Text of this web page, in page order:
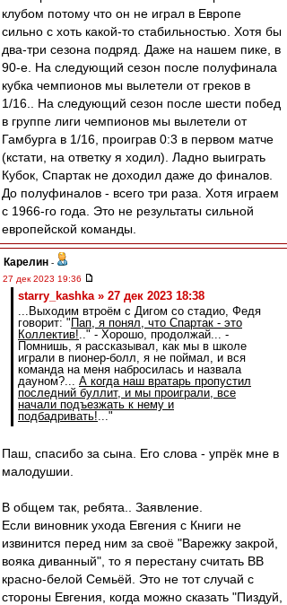
клубом потому что он не играл в Европе
сильно с хоть какой-то стабильностью. Хотя бы
два-три сезона подряд. Даже на нашем пике, в
90-е. На следующий сезон после полуфинала
кубка чемпионов мы вылетели от греков в
1/16.. На следующий сезон после шести побед
в группе лиги чемпионов мы вылетели от
Гамбурга в 1/16, проиграв 0:3 в первом матче
(кстати, на ответку я ходил). Ладно выиграть
Кубок, Спартак не доходил даже до финалов.
До полуфиналов - всего три раза. Хотя играем
с 1966-го года. Это не результаты сильной
европейской команды.
Карелин -
27 дек 2023 19:36
starry_kashka » 27 дек 2023 18:38
...Выходим втроём с Дигом со стадио, Федя
говорит: " Пап, я понял, что Спартак - это
Коллектив!.." - Хорошо, продолжай... -
Помнишь, я рассказывал, как мы в школе
играли в пионер-болл, я не поймал, и вся
команда на меня набросилась и назвала
дауном?... А когда наш вратарь пропустил
последний буллит, и мы проиграли, все
начали подъезжать к нему и
подбадривать!..."
Паш, спасибо за сына. Его слова - упрёк мне в
малодушии.
В общем так, ребята.. Заявление.
Если виновник ухода Евгения с Книги не
извинится перед ним за своё "Варежку закрой,
вояка диванный", то я перестану считать ВВ
красно-белой Семьёй. Это не тот случай с
стороны Евгения, когда можно сказать "Пиздуй,